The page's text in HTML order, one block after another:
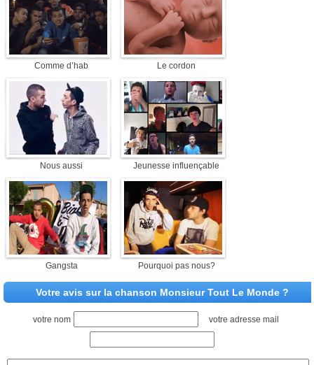
Comme d’hab Le cordon
Nous aussi Jeunesse influençable
Gangsta Pourquoi pas nous?
Votre avis sur la chanson Monsieur Tout Le Monde ?
votre nom votre adresse mail